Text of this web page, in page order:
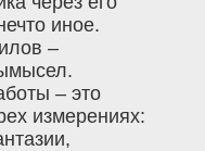
иное.
–
– это
измерениях: